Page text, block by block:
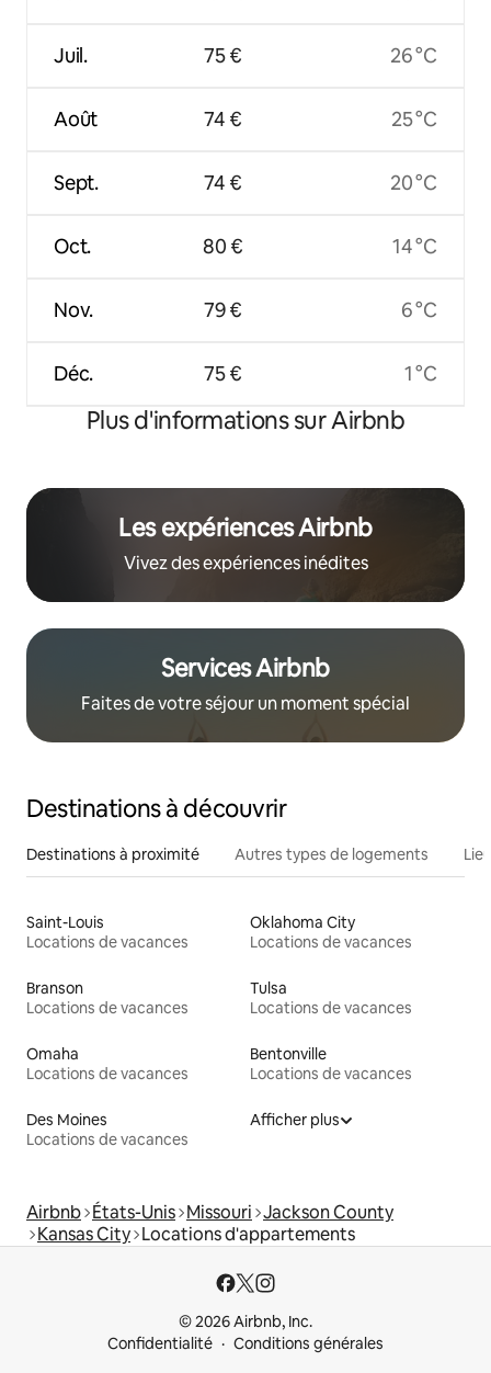
Juil.
Août
Sept.
Oct.
Nov.
Déc.
75 €
74 €
74 €
80 €
79 €
75 €
26 °C
25 °C
20 °C
14 °C
6 °C
1 °C
Plus d'informations sur Airbnb
Les expériences Airbnb
Vivez des expériences inédites
Services Airbnb
Faites de votre séjour un moment spécial
Destinations à découvrir
Destinations à proximité Autres types de logements
Saint-Louis
Locations de vacances
Oklahoma City
Locations de vacances
Branson
Locations de vacances
Tulsa
Locations de vacances
Omaha
Locations de vacances
Bentonville
Locations de vacances
Des Moines
Locations de vacances
Afficher plus
Airbnb États-Unis Missouri Jackson County
Kansas City Locations d'appartements
© 2026 Airbnb, Inc.
Confidentialité
Conditions générales